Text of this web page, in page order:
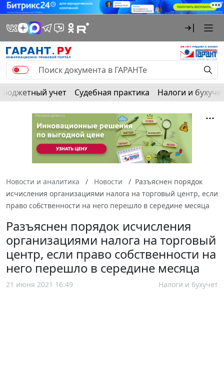
Бюджетный учет Судебная практика Налоги и
Новости и аналитика Новости
Разъяснен порядок
исчисления организациями налога на торговый центр, если
право собственности на него перешло в середине месяца
Разъяснен порядок исчисления
организациями налога на торговый
центр, если право собственности на
него перешло в середине месяца
21 июня 2021 16:49 Налоги и бухучет